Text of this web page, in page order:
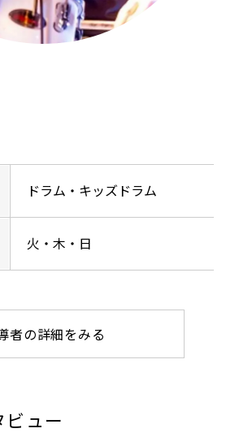
ドラム・キッズドラム
火・木・日
者の詳細をみる
ュー